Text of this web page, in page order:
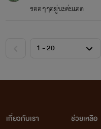
รออๆๆอยู่นะค่ะแอด
เกี่ยวกับเรา
ช่วยเหลือ